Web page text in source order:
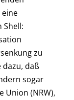
Shell:
zu
daß
sogar
Union (NRW),